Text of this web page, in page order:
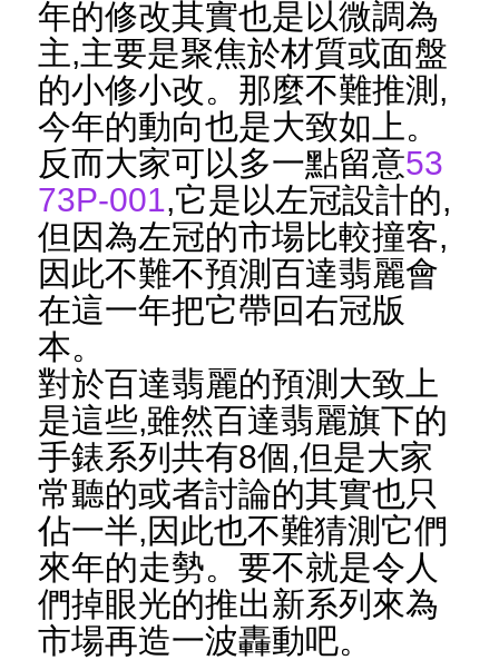
年的修改其實也是以微調為
主,主要是聚焦於材質或面盤
的小修小改。那麼不難推測,
今年的動向也是大致如上。
反而大家可以多一點留意53
73P-001,它是以左冠設計的,
但因為左冠的市場比較撞客,
因此不難不預測百達翡麗會
在這一年把它帶回右冠版
本。
對於百達翡麗的預測大致上
是這些,雖然百達翡麗旗下的
手錶系列共有8個,但是大家
常聽的或者討論的其實也只
佔一半,因此也不難猜測它們
來年的走勢。要不就是令人
們掉眼光的推出新系列來為
市場再造一波轟動吧。